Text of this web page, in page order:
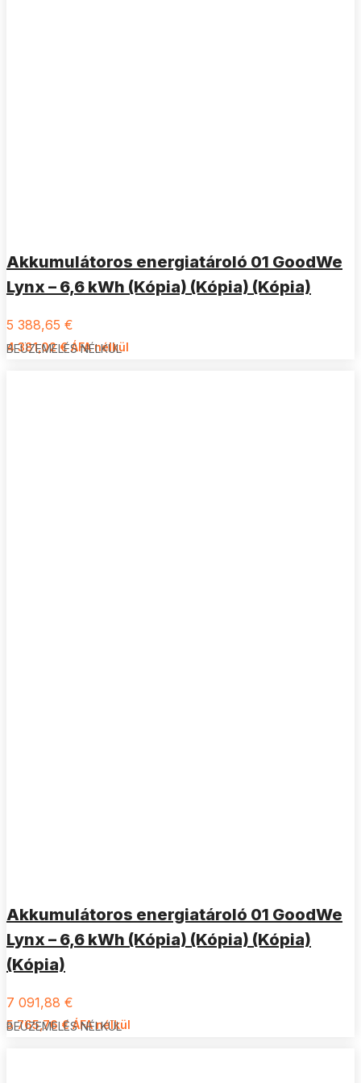
Akkumulátoros energiatároló 01 GoodWe
Lynx – 6,6 kWh (Kópia) (Kópia) (Kópia)
5 388,65 €
4 381,02€ÁFA nélkül
BEÜZEMELÉS NÉLKÜL
Akkumulátoros energiatároló 01 GoodWe
Lynx – 6,6 kWh (Kópia) (Kópia) (Kópia)
(Kópia)
7 091,88 €
5 765,76€ÁFA nélkül
BEÜZEMELÉS NÉLKÜL